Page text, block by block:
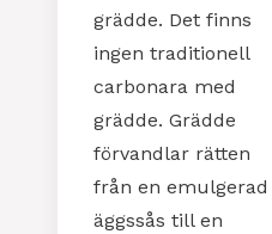
grädde. Det finns
ingen traditionell
carbonara med
grädde. Grädde
förvandlar rätten
från en emulgerad
äggssås till en